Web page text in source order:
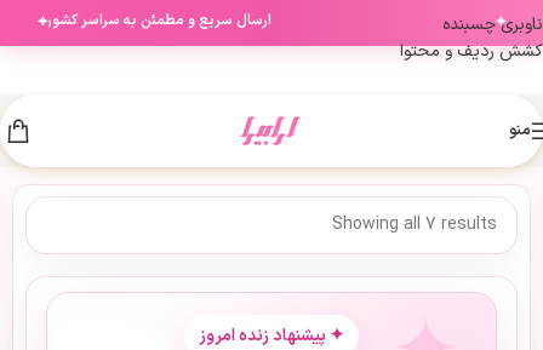
✦ ارسال سریع و مطمئن به سراسر کشور✦
ناوبری چسبنده
کشش ردیف و محتوا
منو
Showing all 7 results
✦ پیشنهاد زنده امروز